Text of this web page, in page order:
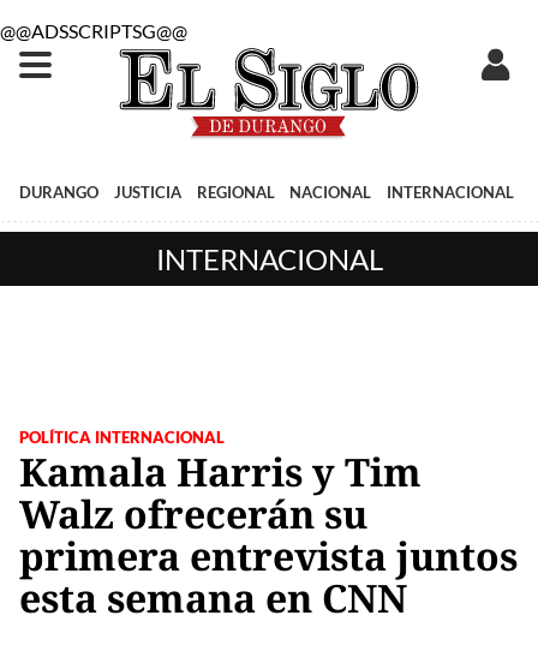
@@ADSSCRIPTSG@@
DURANGO JUSTICIA REGIONAL NACIONAL INTERNACIONAL
INTERNACIONAL
POLÍTICA INTERNACIONAL
Kamala Harris y Tim
Walz ofrecerán su
primera entrevista juntos
esta semana en CNN